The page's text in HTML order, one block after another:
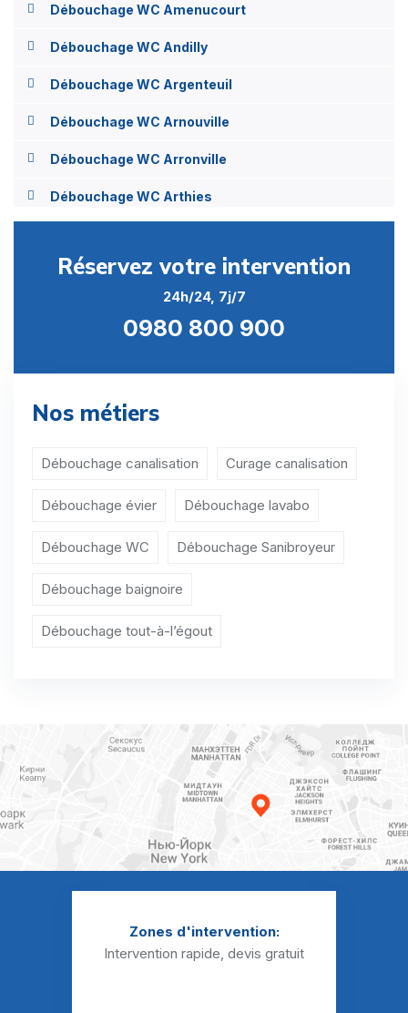
Débouchage WC Amenucourt
Débouchage WC Andilly
Débouchage WC Argenteuil
Débouchage WC Arnouville
Débouchage WC Arronville
Débouchage WC Arthies
Débouchage WC Attainville
Débouchage WC Auvers-sur-Oise
Débouchage WC Banthelu
Débouchage WC Beauchamp
Débouchage WC Béthemont-la-Forêt
Débouchage WC Bezons
Débouchage WC Boisemont
Débouchage WC Boissy-l'Aillerie
Réservez votre intervention
24h/24, 7j/7
0980 800 900
Nos métiers
Débouchage canalisation Curage canalisation
Débouchage évier Débouchage lavabo
Débouchage WC Débouchage Sanibroyeur
Débouchage baignoire
Débouchage tout-à-l’égout
Zones d'intervention:
Intervention rapide, devis gratuit